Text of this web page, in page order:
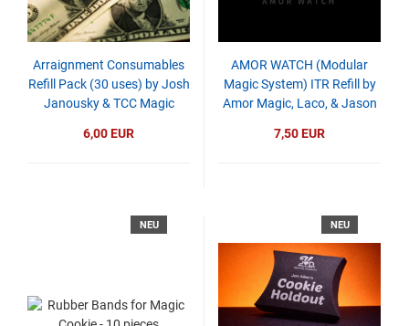
Arraignment Consumables
Refill Pack (30 uses) by Josh
Janousky & TCC Magic
6,00 EUR
AMOR WATCH (Modular
Magic System) ITR Refill by
Amor Magic, Laco, & Jason
7,50 EUR
NEU NEU